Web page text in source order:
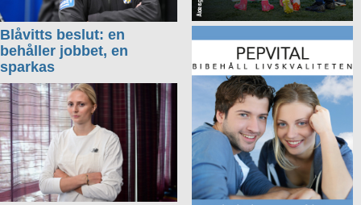
Blåvitts beslut: en
behåller jobbet, en
sparkas